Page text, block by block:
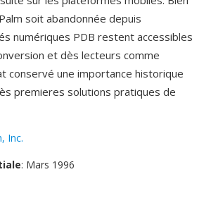
soit abandonnée depuis
numériques PDB restent accessibles
et dès lecteurs comme
conservé une importance historique
premieres solutions pratiques de
Inc.
: Mars 1996